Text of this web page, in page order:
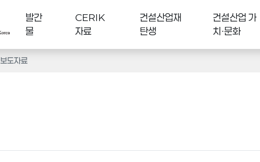
발간
물
CERIK
자료
건설산업재
탄생
건설산업 가
치·문화
보도자료